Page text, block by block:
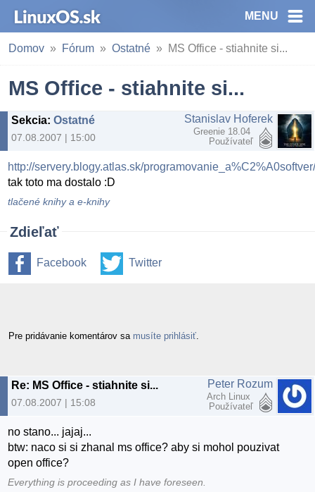
MENU
Domov Fórum Ostatné MS Office - stiahnite si...
MS Office - stiahnite si...
Sekcia: Ostatné
07.08.2007 | 15:00
Stanislav Hoferek
Greenie 18.04
Používateľ
http://servery.blogy.atlas.sk/
tak toto ma dostalo :D
tlačené knihy a e-knihy
Zdieľať
Facebook Twitter
Pre pridávanie komentárov sa musíte prihlásiť
Re: MS Office - stiahnite si...
07.08.2007 | 15:08
Peter Rozum
Arch Linux
Používateľ
no stano... jajaj...
btw: naco si si zhanal ms office? aby si mohol pouzivat
open office?
Everything is proceeding as I have foreseen.